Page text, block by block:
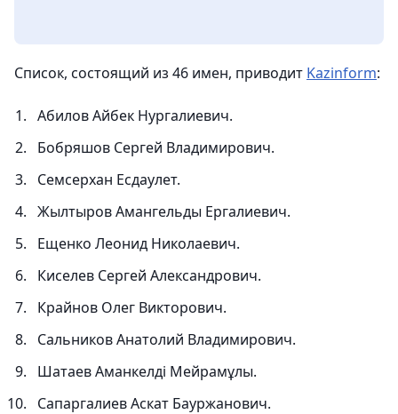
Список, состоящий из 46 имен, приводит Kazinform:
Абилов Айбек Нургалиевич.
Бобряшов Сергей Владимирович.
Семсерхан Есдаулет.
Жылтыров Амангельды Ергалиевич.
Ещенко Леонид Николаевич.
Киселев Сергей Александрович.
Крайнов Олег Викторович.
Сальников Анатолий Владимирович.
Шатаев Аманкелді Мейрамұлы.
Сапаргалиев Аскат Бауржанович.